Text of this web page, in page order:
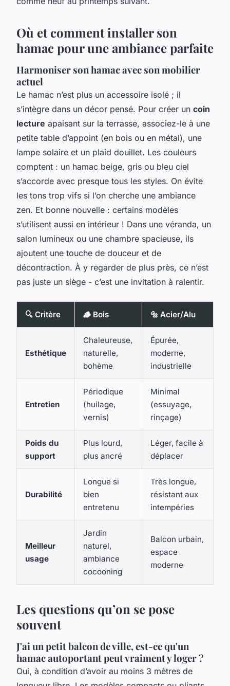
Où et comment installer son
hamac pour une ambiance parfaite
Harmoniser son hamac avec son mobilier
actuel
Le hamac n’est plus un accessoire isolé ; il
s’intègre dans un décor pensé. Pour créer un coin
lecture apaisant sur la terrasse, associez-le à une
petite table d’appoint (en bois ou en métal), une
lampe solaire et un plaid douillet. Les couleurs
comptent : un hamac beige, gris ou bleu ciel
s’accorde avec presque tous les styles. On évite
les tons trop vifs si l’on cherche une ambiance
zen. Et bonne nouvelle : certains modèles
s’utilisent aussi en intérieur ! Dans une véranda, un
salon lumineux ou une chambre spacieuse, ils
ajoutent une touche de douceur et de
décontraction. À y regarder de plus près, ce n’est
pas juste un siège - c’est une invitation à ralentir.
🔍 Critère 🪵 Bois 🔩 Acier/Alu
Esthétique
Chaleureuse,
naturelle,
bohème
Épurée,
moderne,
industrielle
Entretien
Périodique
(huilage,
vernis)
Minimal
(essuyage,
rinçage)
Poids du
support
Plus lourd,
plus ancré
Léger, facile à
déplacer
Durabilité
Longue si
bien
entretenu
Très longue,
résistant aux
intempéries
Meilleur
usage
Jardin
naturel,
ambiance
cocooning
Balcon urbain,
espace
moderne
Les questions qu’on se pose
souvent
J'ai un petit balcon de ville, est-ce qu'un
hamac autoportant peut vraiment y loger ?
Oui, à condition d’avoir au moins 3 mètres de